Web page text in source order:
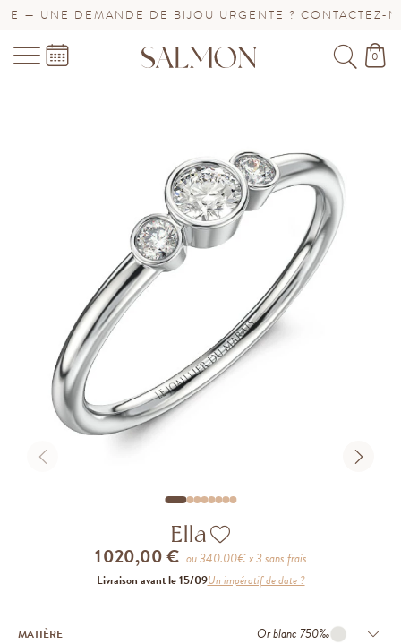
— UNE DEMANDE DE BIJOU URGENTE ? CONTACTEZ-
0
Ella
1 020,00 € ou340.00€ x 3 sans frais
Livraison avant le 15/09Un impératif de date ?
MATIÈRE Or blanc 750‰